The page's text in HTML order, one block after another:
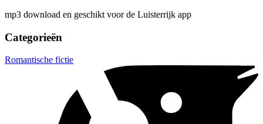
mp3 download en geschikt voor de Luisterrijk app
Categorieën
Romantische fictie